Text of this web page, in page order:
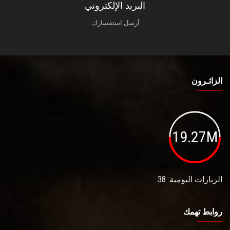
البريد الإلكتروني
أرسل استفسارك.
الزائـرون
19.27M
الزيارات اليومية: 38
روابط تهمك